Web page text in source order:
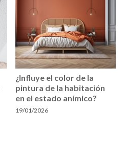
¿Influye el color de la
pintura de la habitación
en el estado anímico?
19/01/2026